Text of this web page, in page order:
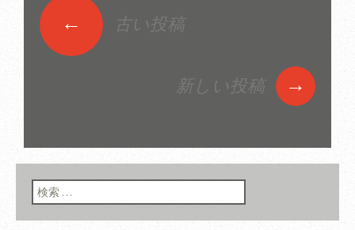
投稿ナビゲーショ
← 古い投稿
新しい投稿 →
検索: